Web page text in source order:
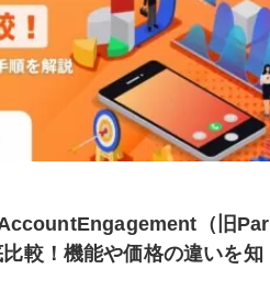
（旧Par
較！機能や価格の違いを知